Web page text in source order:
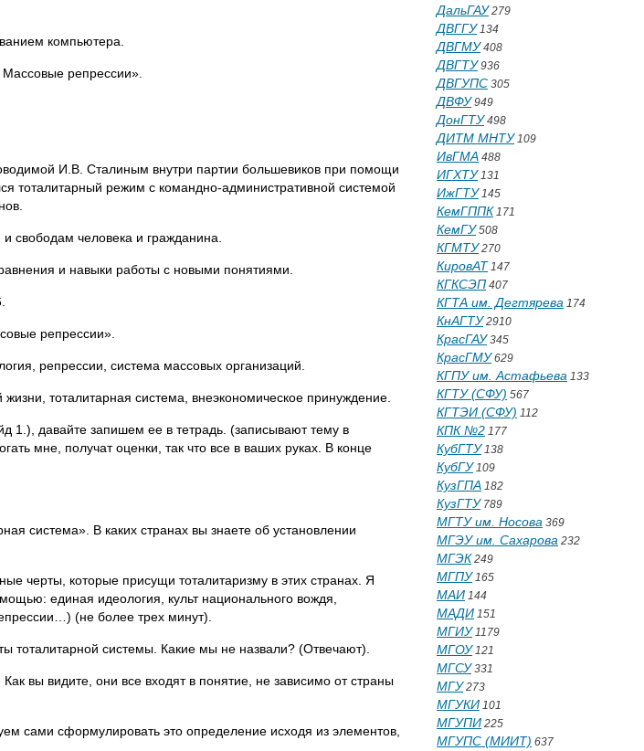
компьютера.
репрессии».
И.В. Сталиным внутри партии большевиков при помощи
тоталитарный режим с командно-административной системой
свободам человека и гражданина.
и навыки работы с новыми понятиями.
репрессии».
репрессии, система массовых организаций.
тоталитарная система, внеэкономическое принуждение.
1.), давайте запишем ее в тетрадь. (записывают тему в
мне, получат оценки, так что все в ваших руках. В конце
система». В каких странах вы знаете об установлении
черты, которые присущи тоталитаризму в этих странах. Я
единая идеология, культ национального вождя,
(не более трех минут).
тоталитарной системы. Какие мы не назвали? (Отвечают).
вы видите, они все входят в понятие, не зависимо от страны
сами сформулировать это определение исходя из элементов,
ДальГАУ279
ДВГГУ134
ДВГМУ408
ДВГТУ936
ДВГУПС 305
ДВФУ949
ДонГТУ498
ДИТМ МНТУ109
ИвГМА 488
ИГХТУ131
ИжГТУ145
КемГППК 171
КемГУ508
КГМТУ270
КировАТ 147
КГКСЭП 407
КГТА им. Дегтярева 174
КнАГТУ2910
КрасГАУ345
КрасГМУ629
КГПУ им. Астафьева 133
КГТУ (СФУ) 567
КГТЭИ (СФУ) 112
КПК №2 177
КубГТУ138
КубГУ109
КузГПА 182
КузГТУ789
МГТУ им. Носова 369
МГЭУ им. Сахарова 232
МГЭК 249
МГПУ165
МАИ 144
МАДИ 151
МГИУ1179
МГОУ121
МГСУ331
МГУ273
МГУКИ 101
МГУПИ 225
МГУПС (МИИТ) 637